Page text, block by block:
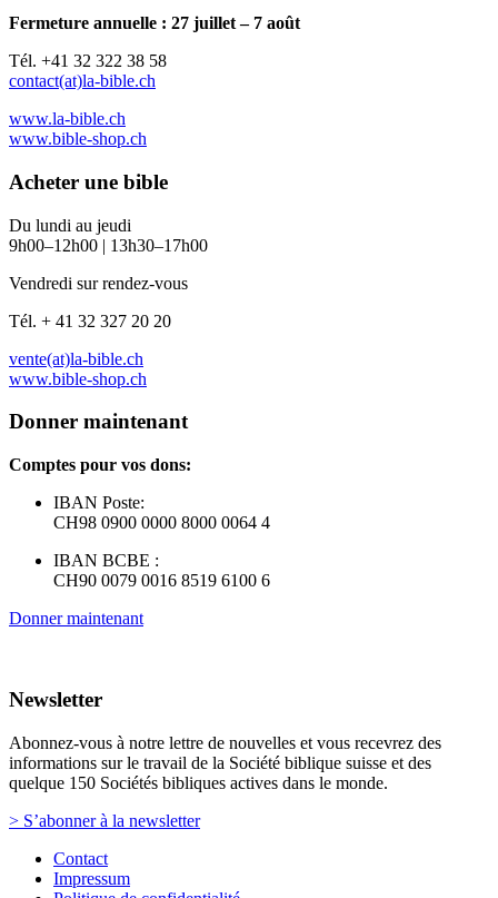
Fermeture annuelle : 27 juillet – 7 août
Tél. +41 32 322 38 58
contact(at)la-bible.ch
www.la-bible.ch
www.bible-shop.ch
Acheter une bible
Du lundi au jeudi
9h00–12h00 | 13h30–17h00
Vendredi sur rendez-vous
Tél. + 41 32 327 20 20
vente(at)la-bible.ch
www.bible-shop.ch
Donner maintenant
Comptes pour vos dons:
IBAN Poste:
CH98 0900 0000 8000 0064 4
IBAN BCBE :
CH90 0079 0016 8519 6100 6
Donner maintenant
Newsletter
Abonnez-vous à notre lettre de nouvelles et vous recevrez des
informations sur le travail de la Société biblique suisse et des
quelque 150 Sociétés bibliques actives dans le monde.
> S’abonner à la newsletter
Contact
Impressum